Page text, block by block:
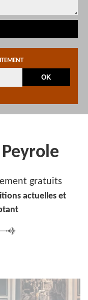
gratuits
actuelles et